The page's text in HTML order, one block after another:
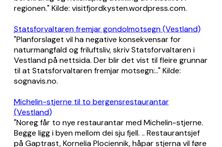
regionen." Kilde: visitfjordkysten.wordpress.com.
Statsforvaltaren fremjar gondolmotsegn (Vestland)
"Planforslaget vil ha negative konsekvensar for
naturmangfald og friluftsliv, skriv Statsforvaltaren i
Vestland på nettsida. Der blir det vist til fleire grunnar
til at Statsforvaltaren fremjar motsegn:.." Kilde:
sognavis.no.
Michelin-stjerne til to bergensrestaurantar
(Vestland)
"Noreg får to nye restaurantar med Michelin-stjerne.
Begge ligg i byen mellom dei sju fjell. .. Restaurantsjef
på Gaptrast, Kornelia Plociennik, håpar stjerna vil føre